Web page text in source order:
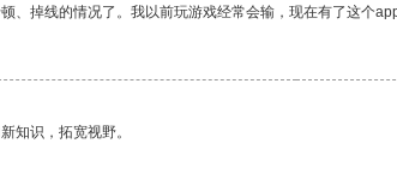
、掉线的情况了。我以前玩游戏经常会输，现在有了这个
知识，拓宽视野。